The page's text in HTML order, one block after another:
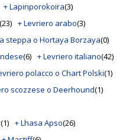
+ Lapinporokoira(3)
(23) + Levriero arabo(3)
steppa o Hortaya Borzaya(0)
(6) + Levriero italiano(42)
polacco o Chart Polski(1)
scozzese o Deerhound(1)
(1) + Lhasa Apso(26)